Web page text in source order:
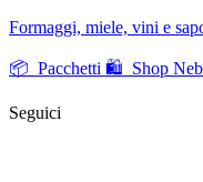
Formaggi, miele, vini e
📦 Pacchetti 🛍️ Shop
Seguici